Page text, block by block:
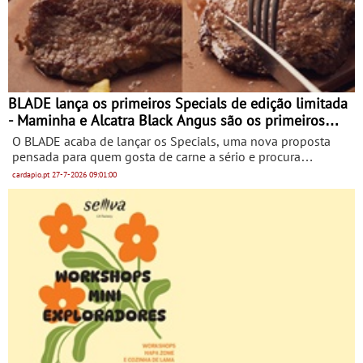
BLADE lança os primeiros Specials de edição limitada
- Maminha e Alcatra Black Angus são os primeiros
cortes disponíveis
O BLADE acaba de lançar os Specials, uma nova proposta
pensada para quem gosta de carne a sério e procura
descobrir cortes, origens e experiências diferentes à
mesa. Disponíveis por tempo limitado, os Specials chegam
ao menu com uma lógica de rotação. Ao longo do tempo, o
BLADE irá apresentar diferentes tipos de carne, sempre com
uma seleção cuidada.
cardapio.pt27-7-2026 09:01:00